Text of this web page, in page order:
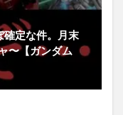
確定な件。月末
〜【ガンダム